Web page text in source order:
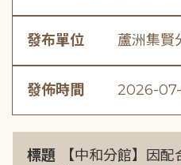
發布單位 蘆洲集賢
發佈時間 2026-
標題
【中和分館】因